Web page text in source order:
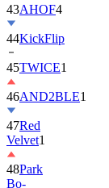
43AHOF4
44KickFlip
45TWICE1
46AND2BLE1
47Red
Velvet1
48Park
Bo-